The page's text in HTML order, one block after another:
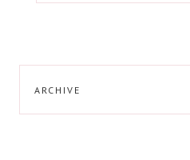
ARCHIVE